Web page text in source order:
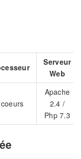
Serveur
Web
Apache
2.4 /
Php 7.3